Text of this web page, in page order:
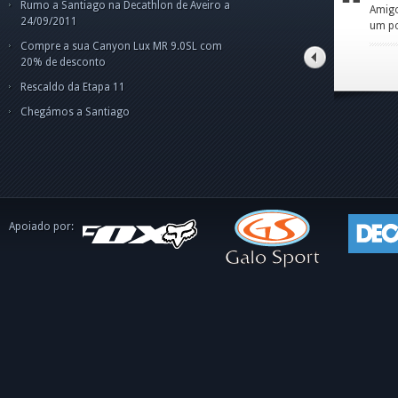
Rumo a Santiago na Decathlon de Aveiro a
24/09/2011
Compre a sua Canyon Lux MR 9.0SL com
20% de desconto
Rescaldo da Etapa 11
Chegámos a Santiago
Amigo Norberto,fiquei
tito alves pinto
Olá
Apoiado por: